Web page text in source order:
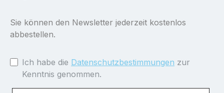
Sie können den Newsletter jederzeit kostenlos
abbestellen.
Ich habe die Datenschutzbestimmungen zur
Kenntnis genommen.